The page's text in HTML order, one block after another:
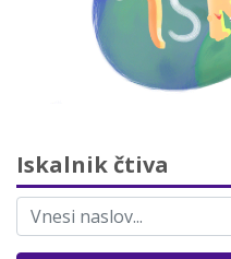
Iskalnik čtiva